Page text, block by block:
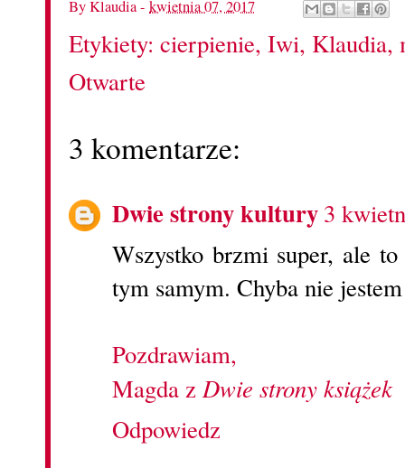
ByKlaudia- kwietnia 07, 2017
Etykiety: cierpienie, Iwi, Klaudia,
Otwarte
3 komentarze:
Dwie strony kultury3
Wszystko brzmi super, ale
tym samym. Chyba nie
Pozdrawiam,
Magda zDwie strony książek
Odpowiedz